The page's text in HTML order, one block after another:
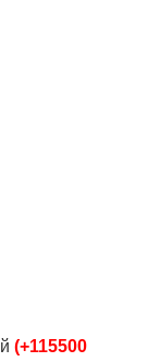
(+115500